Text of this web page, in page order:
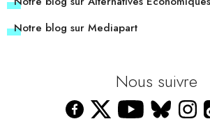
Notre blog sur Mediapart
Nous suivre